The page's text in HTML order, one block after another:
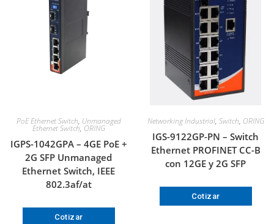
PoE Ethernet Switch, Unmanaged
Ethernet Switch, ORING
IGPS-1042GPA – 4GE PoE +
2G SFP Unmanaged
Ethernet Switch, IEEE
802.3af/at
Cotizar
Networking Industrial, Switch, ORING
IGS-9122GP-PN – Switch
Ethernet PROFINET CC-B
con 12GE y 2G SFP
Cotizar